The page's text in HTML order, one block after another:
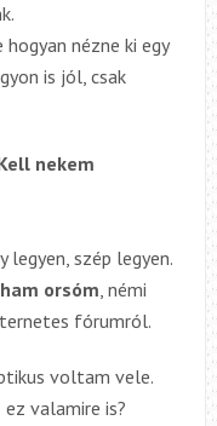
nézne ki egy
is jól, csak
nekem
legyen, szép legyen.
orsóm, némi
fórumról.
voltam vele.
ez valamire is?